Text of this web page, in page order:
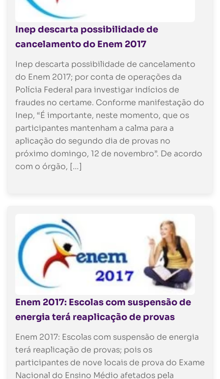
Inep descarta possibilidade de
cancelamento do Enem 2017
Inep descarta possibilidade de cancelamento
do Enem 2017; por conta de operações da
Polícia Federal para investigar indícios de
fraudes no certame. Conforme manifestação do
Inep, “É importante, neste momento, que os
participantes mantenham a calma para a
aplicação do segundo dia de provas no
próximo domingo, 12 de novembro”. De acordo
com o órgão, […]
Enem 2017: Escolas com suspensão de
energia terá reaplicação de provas
Enem 2017: Escolas com suspensão de energia
terá reaplicação de provas; pois os
participantes de nove locais de prova do Exame
Nacional do Ensino Médio afetados pela